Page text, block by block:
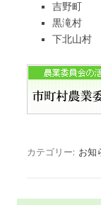
吉野町
黒滝村
下北山村
カテゴリー: お知